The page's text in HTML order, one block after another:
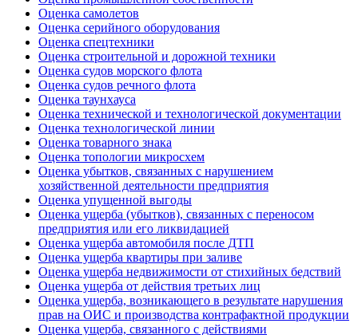
Оценка самолетов
Оценка серийного оборудования
Оценка спецтехники
Оценка строительной и дорожной техники
Оценка судов морского флота
Оценка судов речного флота
Оценка таунхауса
Оценка технической и технологической документации
Оценка технологической линии
Оценка товарного знака
Оценка топологии микросхем
Оценка убытков, связанных с нарушением
хозяйственной деятельности предприятия
Оценка упущенной выгоды
Оценка ущерба (убытков), связанных с переносом
предприятия или его ликвидацией
Оценка ущерба автомобиля после ДТП
Оценка ущерба квартиры при заливе
Оценка ущерба недвижимости от стихийных бедствий
Оценка ущерба от действия третьих лиц
Оценка ущерба, возникающего в результате нарушения
прав на ОИС и производства контрафактной продукции
Оценка ущерба, связанного с действиями